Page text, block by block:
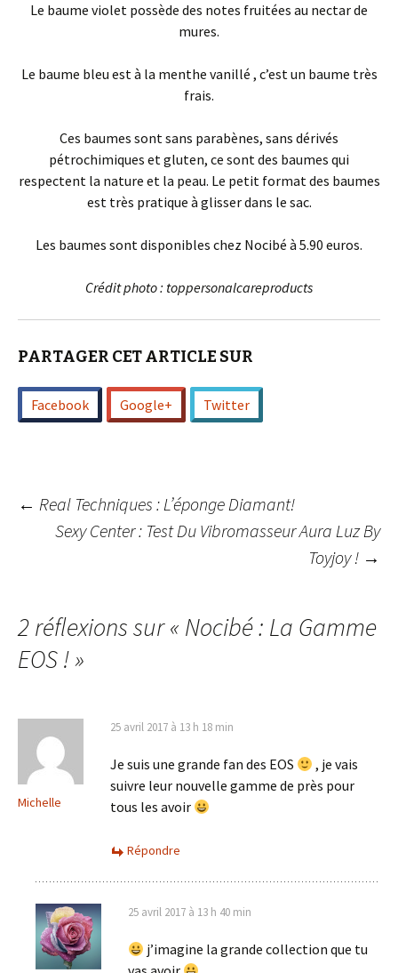
Le baume violet possède des notes fruitées au nectar de
mures.
Le baume bleu est à la menthe vanillé , c’est un baume très
frais.
Ces baumes sont sans parabènes, sans dérivés
pétrochimiques et gluten, ce sont des baumes qui
respectent la nature et la peau. Le petit format des baumes
est très pratique à glisser dans le sac.
Les baumes sont disponibles chez Nocibé à 5.90 euros.
Crédit photo : toppersonalcareproducts
PARTAGER CET ARTICLE SUR
Facebook Google+ Twitter
Navigation
articles
← Real Techniques : L’éponge Diamant!
Sexy Center : Test Du Vibromasseur Aura Luz By
Toyjoy ! →
2 réflexions sur « Nocibé : La Gamme
EOS !»
Michelle
25 avril 2017 à 13 h 18 min
Je suis une grande fan des EOS
, je vais
suivre leur nouvelle gamme de près pour
tous les avoir
Répondre
25 avril 2017 à 13 h 40 min
j’imagine la grande collection que tu